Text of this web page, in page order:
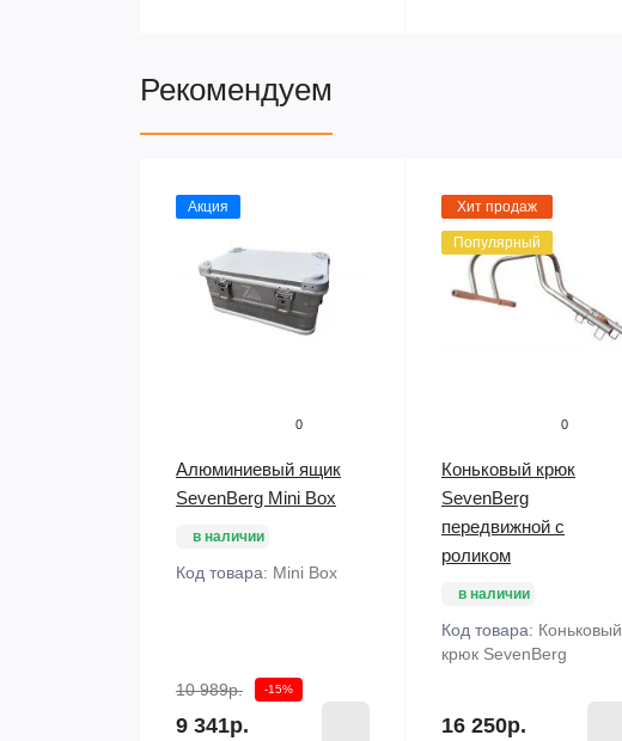
Рекомендуем
Акция
0
Алюминиевый ящик
SevenBerg Mini Box
в наличии
Код товара: Mini Box
10 989р. -15%
9 341р.
Хит продаж
Популярный
0
Коньковый крюк
SevenBerg
передвижной с
роликом
в наличии
Код товара: Коньковый
крюк SevenBerg
16 250р.